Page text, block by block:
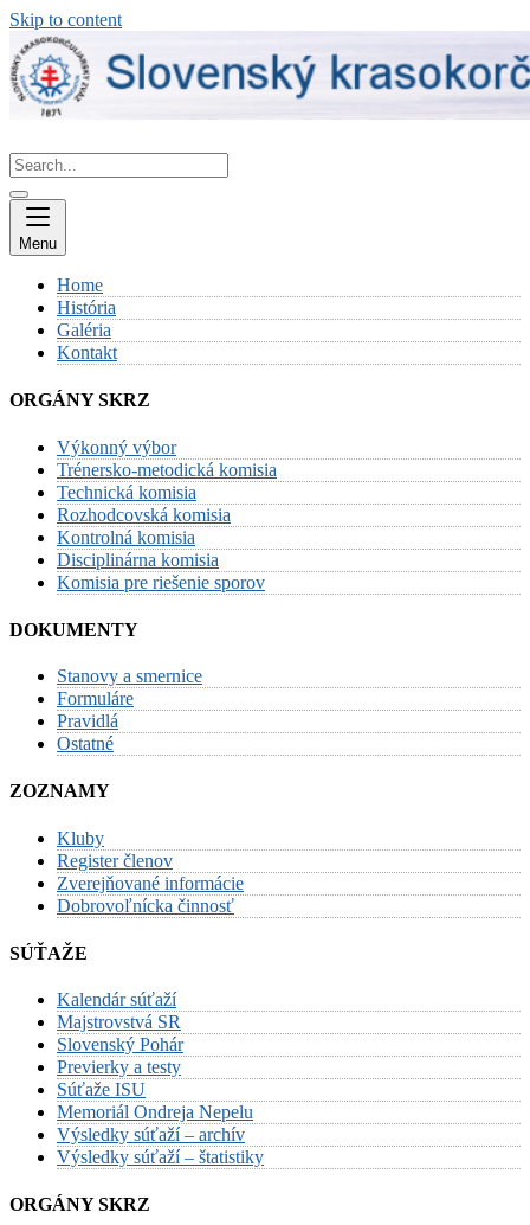
Skip to content
Menu
Home
História
Galéria
Kontakt
ORGÁNY SKRZ
Výkonný výbor
Trénersko-metodická komisia
Technická komisia
Rozhodcovská komisia
Kontrolná komisia
Disciplinárna komisia
Komisia pre riešenie sporov
DOKUMENTY
Stanovy a smernice
Formuláre
Pravidlá
Ostatné
ZOZNAMY
Kluby
Register členov
Zverejňované informácie
Dobrovoľnícka činnosť
SÚŤAŽE
Kalendár súťaží
Majstrovstvá SR
Slovenský Pohár
Previerky a testy
Súťaže ISU
Memoriál Ondreja Nepelu
Výsledky súťaží – archív
Výsledky súťaží – štatistiky
ORGÁNY SKRZ